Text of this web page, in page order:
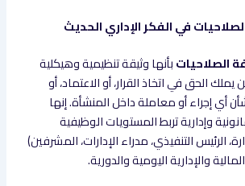
في الفكر الإداري الحديث
الصلاحياتبأنها وثيقة تنظيمية وهيكلية
الحق في اتخاذ القرار، أو الاعتماد، أو
أي إجراء أو معاملة داخل المنشأة. إنها
وإدارية تربط المستويات الوظيفية
الرئيس التنفيذي، مدراء الإدارات، المشرفين)
والإدارية اليومية والدورية.